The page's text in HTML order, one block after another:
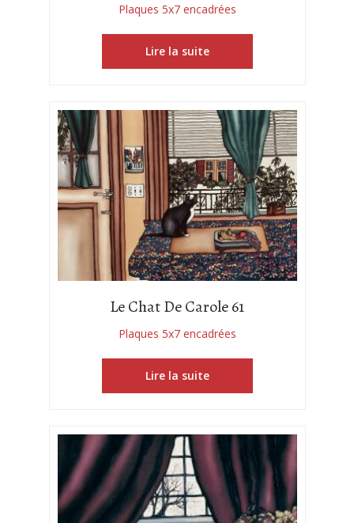
Plaques 5x7 encadrées
Lire la suite
Le Chat De Carole 61
Plaques 5x7 encadrées
Lire la suite